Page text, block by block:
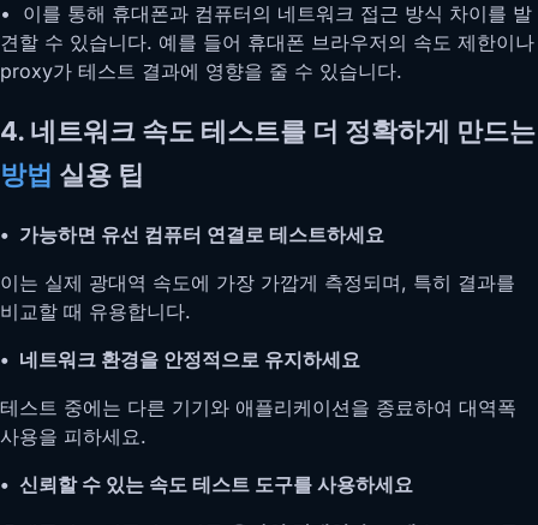
• 이를 통해 휴대폰과 컴퓨터의 네트워크 접근 방식 차이를 발
견할 수 있습니다. 예를 들어 휴대폰 브라우저의 속도 제한이나
proxy가 테스트 결과에 영향을 줄 수 있습니다.
4. 네트워크 속도 테스트를 더 정확하게 만드는
방법 실용 팁
• 가능하면 유선 컴퓨터 연결로 테스트하세요
이는 실제 광대역 속도에 가장 가깝게 측정되며, 특히 결과를
비교할 때 유용합니다.
• 네트워크 환경을 안정적으로 유지하세요
테스트 중에는 다른 기기와 애플리케이션을 종료하여 대역폭
사용을 피하세요.
• 신뢰할 수 있는 속도 테스트 도구를 사용하세요